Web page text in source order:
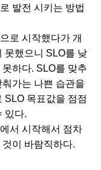
발전 시키는 방법
로 시작했다가 개
못했으니 SLO를 낮
하다. SLO를 맞추
가는 나쁜 습관을
SLO 목표값을 점점
있다.
서 시작해서 점차
이 바람직하다.